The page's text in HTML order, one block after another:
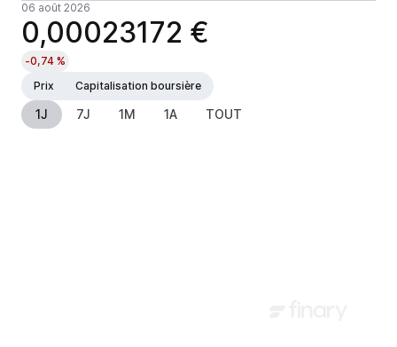
06 août 2026
0,00023172 €
-0,74 %
Prix
Capitalisation boursière
1J 7J 1M 1A TOUT